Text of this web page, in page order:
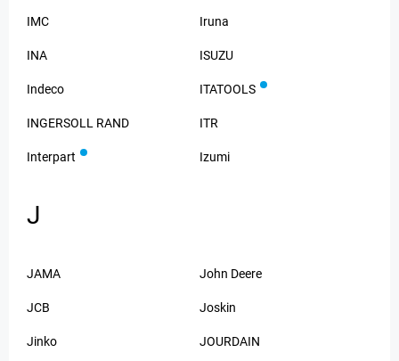
IMC
INA
Indeco
INGERSOLL RAND
Interpart
Iruna
ISUZU
ITATOOLS
ITR
Izumi
J
JAMA
JCB
Jinko
John Deere
Joskin
JOURDAIN